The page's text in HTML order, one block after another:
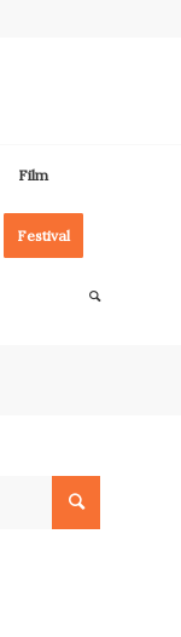
Film
Festival